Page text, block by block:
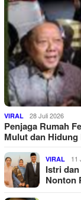
VIRAL 28 Juli 2026
Penjaga Rumah
Mulut dan
VIRAL 11
Istri
Nonton